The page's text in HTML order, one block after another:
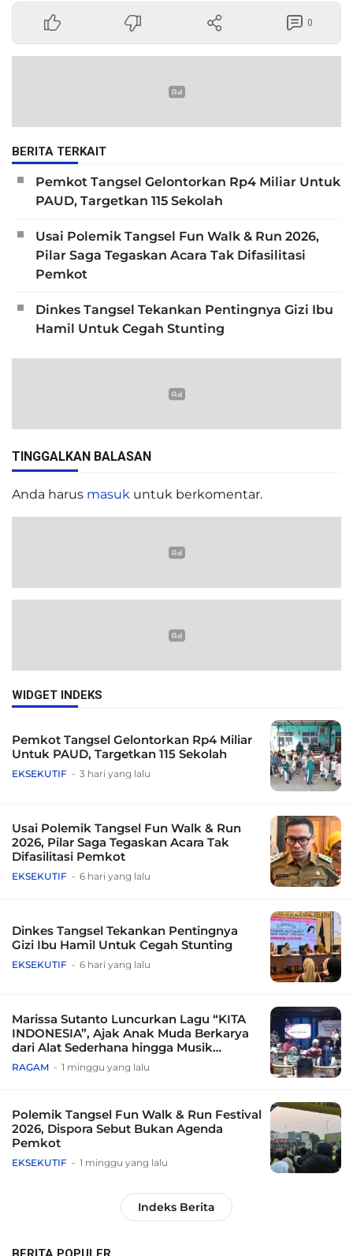
0
BERITA TERKAIT
Pemkot Tangsel Gelontorkan Rp4 Miliar Untuk
PAUD, Targetkan 115 Sekolah
Usai Polemik Tangsel Fun Walk & Run 2026,
Pilar Saga Tegaskan Acara Tak Difasilitasi
Pemkot
Dinkes Tangsel Tekankan Pentingnya Gizi Ibu
Hamil Untuk Cegah Stunting
TINGGALKAN BALASAN
Anda harus masuk untuk berkomentar.
WIDGET INDEKS
Pemkot Tangsel Gelontorkan Rp4 Miliar
Untuk PAUD, Targetkan 115 Sekolah
EKSEKUTIF 3 hari yang lalu
Usai Polemik Tangsel Fun Walk & Run
2026, Pilar Saga Tegaskan Acara Tak
Difasilitasi Pemkot
EKSEKUTIF 6 hari yang lalu
Dinkes Tangsel Tekankan Pentingnya
Gizi Ibu Hamil Untuk Cegah Stunting
EKSEKUTIF 6 hari yang lalu
Marissa Sutanto Luncurkan Lagu “KITA
INDONESIA”, Ajak Anak Muda Berkarya
dari Alat Sederhana hingga Musik
Tradisional
RAGAM 1 minggu yang lalu
Polemik Tangsel Fun Walk & Run Festival
2026, Dispora Sebut Bukan Agenda
Pemkot
EKSEKUTIF 1 minggu yang lalu
Indeks Berita